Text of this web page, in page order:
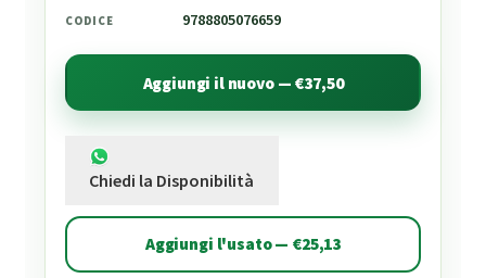
CODICE 9788805076659
Aggiungi il nuovo — €37,50
Chiedi la Disponibilità
Aggiungi l'usato — €25,13